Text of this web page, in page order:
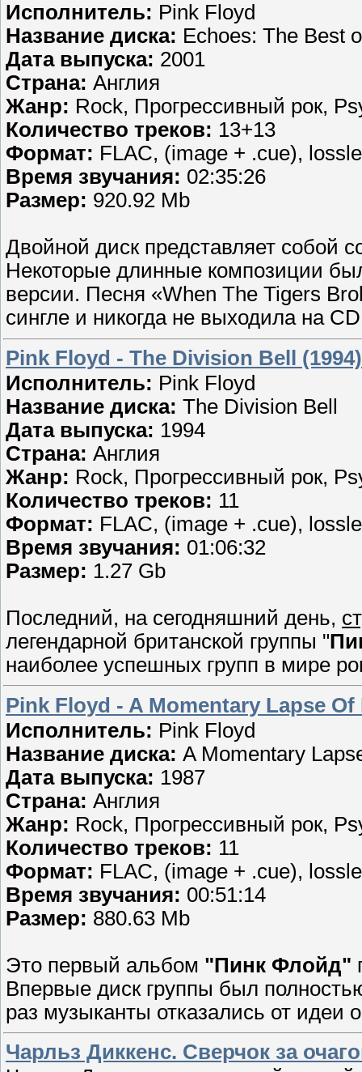
Исполнитель: Pink Floyd
Название диска: Echoes: The Best
Дата выпуска: 2001
Страна: Англия
Жанр: Rock, Прогрессивный рок,
Количество треков: 13+13
Формат: FLAC, (image + .cue),
Время звучания: 02:35:26
Размер: 920.92 Mb
Двойной диск представляет собой
Некоторые длинные композиции
версии. Песня «When The Tigers
сингле и никогда не выходила на
Pink Floyd - The Division Bell
Исполнитель: Pink Floyd
Название диска: The Division Bell
Дата выпуска: 1994
Страна: Англия
Жанр: Rock, Прогрессивный рок,
Количество треков: 11
Формат: FLAC, (image + .cue),
Время звучания: 01:06:32
Размер: 1.27 Gb
Последний, на сегодняшний день,
легендарной британской группы "
наиболее успешных групп в мире
Pink Floyd - A Momentary Lapse Of
Исполнитель: Pink Floyd
Название диска: A Momentary
Дата выпуска: 1987
Страна: Англия
Жанр: Rock, Прогрессивный рок,
Количество треков: 11
Формат: FLAC, (image + .cue),
Время звучания: 00:51:14
Размер: 880.63 Mb
Это первый альбом "Пинк Флойд"
Впервые диск группы был
раз музыканты отказались от
Чарльз Диккенс. Сверчок за